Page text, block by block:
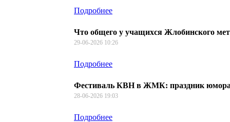
Подробнее
Что общего у учащихся Жлобинского
29-06-2026 10:26
Подробнее
Фестиваль КВН в ЖМК: праздник юмора
28-06-2026 19:03
Подробнее